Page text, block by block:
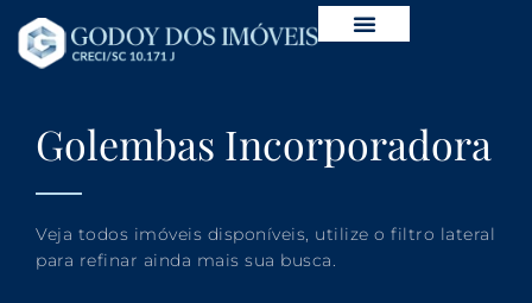
Golembas Incorporadora
Veja todos imóveis disponíveis, utilize o filtro lateral
para refinar ainda mais sua busca.